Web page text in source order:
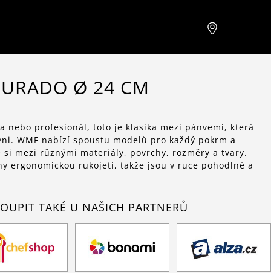
Ø 24 CM
nebo profesionál, toto je klasika mezi pánvemi, která
WMF nabízí spoustu modelů pro každý pokrm a
mezi různými materiály, povrchy, rozměry a tvary.
ergonomickou rukojetí, takže jsou v ruce pohodlné a
TAKÉ U NAŠICH PARTNERŮ